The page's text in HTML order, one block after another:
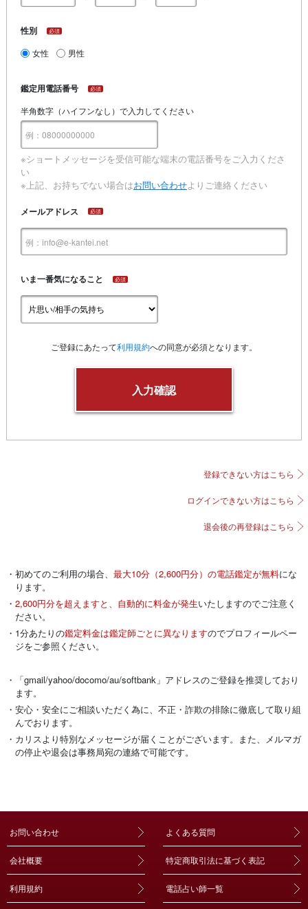
性別 必須
女性 男性
鑑定用電話番号 必須
半角数字（ハイフンなし）で入力してください
※ショートメッセージを受信可能な端末の電話番号をご入力くださ
い
※上記、お持ちでない場合はお問い合わせよりご連絡ください
メールアドレス 必須
いま一番気になること 必須
ご登録にあたって利用規約への同意が必須となります。
登録できない方はこちら
ログインできない方はこちら
退会後の再登録はこちら
・初めてのご利用の場合、 最大10分（2,600円分）の電話鑑定が無料にな
ります。
・ 2,600円分を超えますと、自動的に料金が発生いたしますのでご注意く
ださい。
・1分あたりの鑑定料金は鑑定師ごとに異なりますのでプロフィールペー
ジをご参照ください。
・「gmail/yahoo/docomo/au/softbank」アドレスのご登録を推奨しており
ます。
・安心・安全にご相談いただく為に、不正・詐欺の排除に徹底して取り組
んでおります。
・カリスより特別なメッセージが届くことがございます。また、メルマガ
の停止や退会は事務局宛の連絡で可能です。
お問い合わせ よくある質問
会社概要 特定商取引法に基づく表記
利用規約 電話占い師一覧